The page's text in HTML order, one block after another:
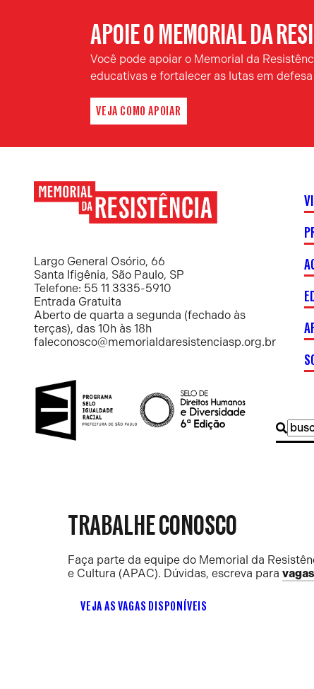
APOIE O MEMORIAL DA
Você pode apoiar o Memorial da
educativas e fortalecer as lutas em
VEJA COMO APOIAR
Resistência
Largo General Osório, 66
Santa Ifigênia, São Paulo, SP
Telefone: 55 11 3335-5910
Entrada Gratuita
Aberto de quarta a segunda (fechado às
terças), das 10h às 18h
faleconosco@memorialdaresistenciasp.org.br
Buscar
por:
TRABALHE CONOSCO
Faça parte da equipe do Memorial da
e Cultura (APAC). Dúvidas, escreva para
VEJA AS VAGAS DISPONÍVEIS